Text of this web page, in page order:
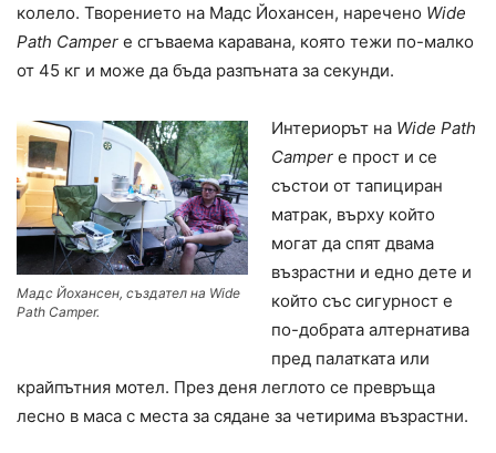
колело. Творението на Мадс Йохансен, наречено Wide
Path Camper е сгъваема каравана, която тежи по-малко
от 45 кг и може да бъда разпъната за секунди.
Мадс Йохансен, създател на Wide
Path Camper.
Интериорът на Wide Path
Camper е прост и се
състои от тапициран
матрак, върху който
могат да спят двама
възрастни и едно дете и
който със сигурност е
по-добрата алтернатива
пред палатката или
крайпътния мотел. През деня леглото се превръща
лесно в маса с места за сядане за четирима възрастни.